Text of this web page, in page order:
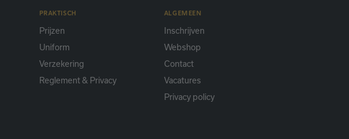
PRAKTISCH
Prijzen
Uniform
Verzekering
Reglement & Privacy
ALGEMEEN
Inschrijven
Webshop
Contact
Vacatures
Privacy policy